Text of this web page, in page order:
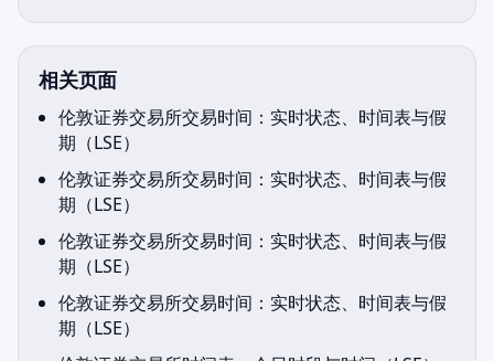
相关页面
伦敦证券交易所交易时间：实时状态、时间表与假
期（LSE）
伦敦证券交易所交易时间：实时状态、时间表与假
期（LSE）
伦敦证券交易所交易时间：实时状态、时间表与假
期（LSE）
伦敦证券交易所交易时间：实时状态、时间表与假
期（LSE）